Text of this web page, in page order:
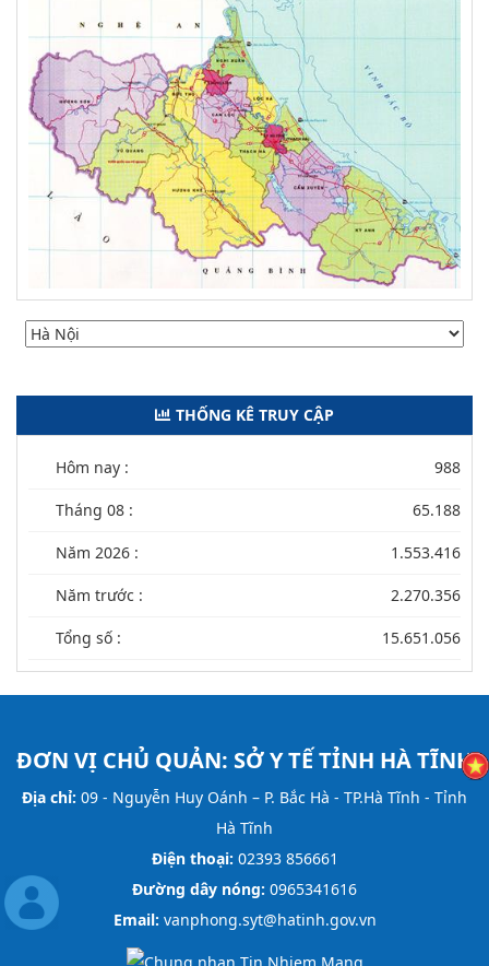
THỐNG KÊ TRUY CẬP
Hôm nay : 988
Tháng 08 : 65.188
Năm 2026 : 1.553.416
Năm trước : 2.270.356
Tổng số : 15.651.056
ĐƠN VỊ CHỦ QUẢN: SỞ Y TẾ TỈNH HÀ TĨNH
Địa chỉ: 09 - Nguyễn Huy Oánh – P. Bắc Hà - TP.Hà Tĩnh - Tỉnh
Hà Tĩnh
Điện thoại: 02393 856661
Đường dây nóng: 0965341616
Email: vanphong.syt@hatinh.gov.vn